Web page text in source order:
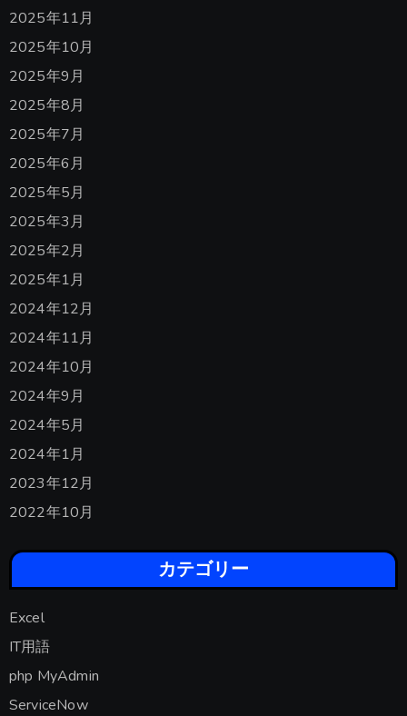
2025年11月
2025年10月
2025年9月
2025年8月
2025年7月
2025年6月
2025年5月
2025年3月
2025年2月
2025年1月
2024年12月
2024年11月
2024年10月
2024年9月
2024年5月
2024年1月
2023年12月
2022年10月
カテゴリー
Excel
IT用語
php MyAdmin
ServiceNow